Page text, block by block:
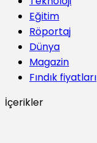
Eğitim
Röportaj
Dünya
Magazin
Fındık fiyatları
İçerikler